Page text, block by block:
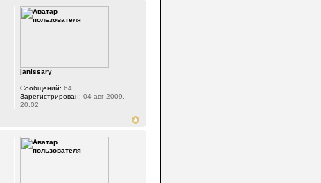
janissary
Сообщений: 64
Зарегистрирован: 04 авг 2009,
20:02